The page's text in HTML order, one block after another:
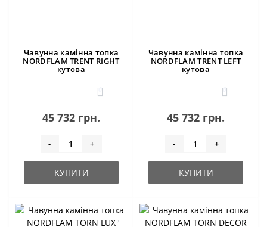
Чавунна камінна топка
NORDFLAM TRENT RIGHT
кутова
0
45 732 грн.
- +
КУПИТИ
Чавунна камінна топка
NORDFLAM TRENT LEFT
кутова
0
45 732 грн.
- +
КУПИТИ